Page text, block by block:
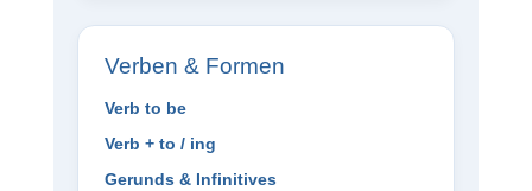
Verben & Formen
Verb to be
Verb + to / ing
Gerunds & Infinitives